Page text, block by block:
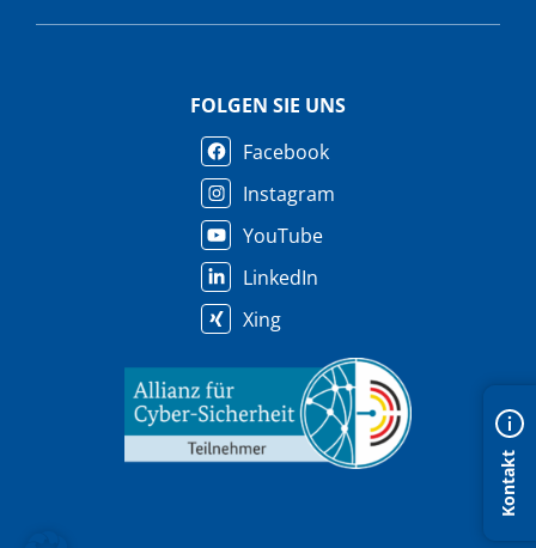
Kontakt
FOLGEN SIE UNS
Facebook
Instagram
YouTube
LinkedIn
Xing